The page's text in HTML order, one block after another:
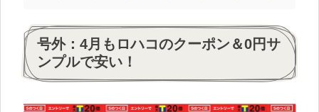
号外：4月もロハコのクーポン＆0円サ
ンプルで安い！